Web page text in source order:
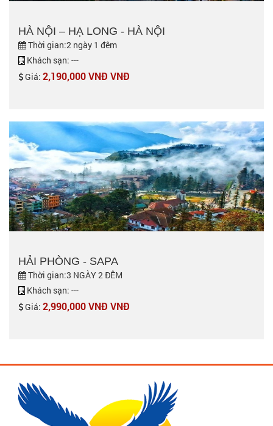
HÀ NỘI – HẠ LONG - HÀ NỘI
Thời gian:2 ngày 1 đêm
Khách sạn: ---
Giá: 2,190,000 VNĐ VNĐ
HẢI PHÒNG - SAPA
Thời gian:3 NGÀY 2 ĐÊM
Khách sạn: ---
Giá: 2,990,000 VNĐ VNĐ